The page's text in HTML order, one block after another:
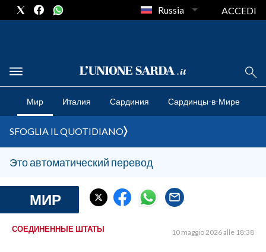
CRONACA SARDEGNA
CAGLIARI
SULCIS IGLESIENTE
MEDIO CAMPIDANO
SASSARI E PROVINCIA
NUORO E PROVINCIA
Russia ACCEDI
Мир Италия Сардиния Сардинцы-в-Мире
SFOGLIA IL QUOTIDIANO
Это автоматический перевод
МИР
СОЕДИНЕННЫЕ ШТАТЫ 10 maggio 2026 alle 18:38